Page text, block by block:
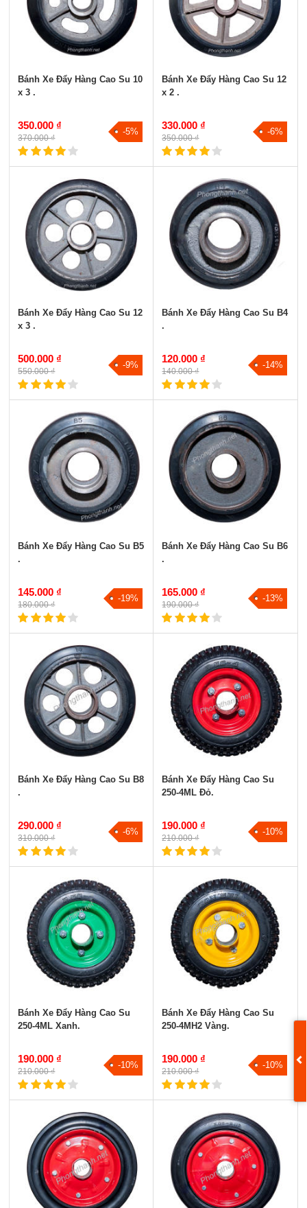
Bánh Xe Đẩy Hàng Cao Su 10
x 3 .
350.000 ₫
370.000 ₫
-5%
Bánh Xe Đẩy Hàng Cao Su 12
x 2 .
330.000 ₫
350.000 ₫
-6%
Bánh Xe Đẩy Hàng Cao Su 12
x 3 .
500.000 ₫
550.000 ₫
-9%
Bánh Xe Đẩy Hàng Cao Su B4
.
120.000 ₫
140.000 ₫
-14%
Bánh Xe Đẩy Hàng Cao Su B5
.
145.000 ₫
180.000 ₫
-19%
Bánh Xe Đẩy Hàng Cao Su B6
.
165.000 ₫
190.000 ₫
-13%
Bánh Xe Đẩy Hàng Cao Su B8
.
290.000 ₫
310.000 ₫
-6%
Bánh Xe Đẩy Hàng Cao Su
250-4ML Đỏ.
190.000 ₫
210.000 ₫
-10%
Bánh Xe Đẩy Hàng Cao Su
250-4ML Xanh.
190.000 ₫
210.000 ₫
-10%
Bánh Xe Đẩy Hàng Cao Su
250-4MH2 Vàng.
190.000 ₫
210.000 ₫
-10%